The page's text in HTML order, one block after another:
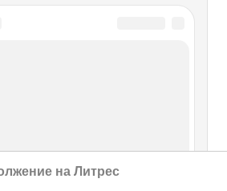
мне этого никогда не понять. Сама
Училась урывками, но была
на Литрес